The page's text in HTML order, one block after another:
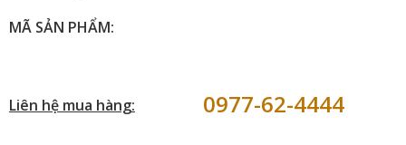
MÃ SẢN PHẨM:
Liên hệ mua hàng: 0977-62-4444